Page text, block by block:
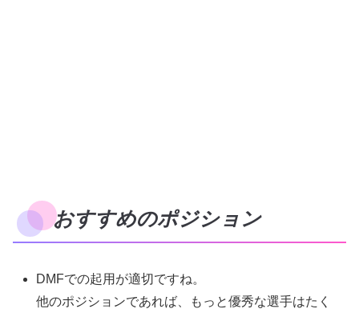
おすすめのポジション
DMFでの起用が適切ですね。
他のポジションであれば、もっと優秀な選手はたく